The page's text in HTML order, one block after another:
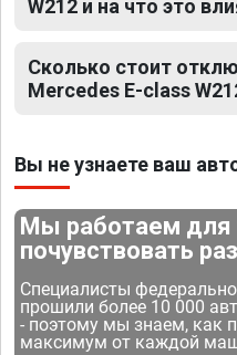
W212 и на что это
Сколько стоит
Mercedes E-class
Вы не узнаете ваш
Мы работаем для
почувствовать
Специалисты
прошили более 10 000
- поэтому мы знаем, как
максимум от каждой